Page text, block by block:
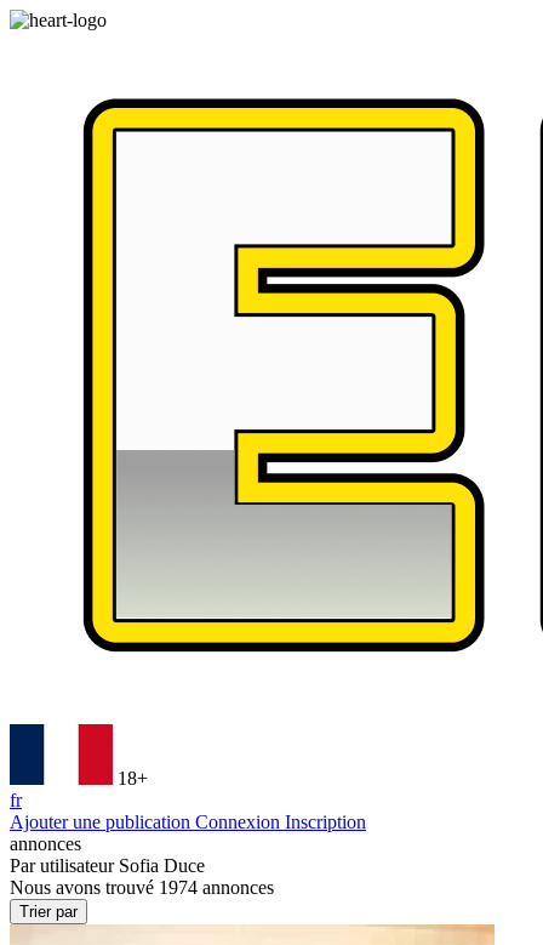
18+
fr
Ajouter une publication Connexion Inscription
annonces
Par utilisateur Sofia Duce
Nous avons trouvé 1974 annonces
Trier par